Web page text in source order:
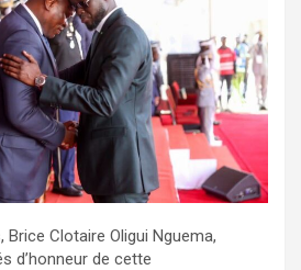
Clotaire Oligui Nguema,
d’honneur de cette